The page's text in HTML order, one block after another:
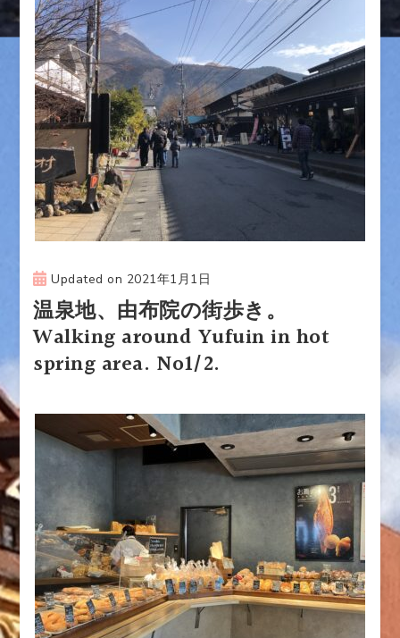
Updated on 2021年1月1日
温泉地、由布院の街歩き。
Walking around Yufuin in hot
spring area. No1/2.